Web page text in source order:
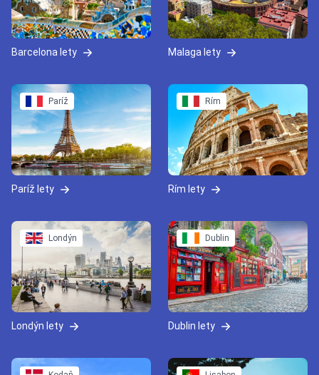
Barcelona lety Malaga lety
Paríž
Paríž lety
Rím
Rím lety
Londýn
Londýn lety
Dublin
Dublin lety